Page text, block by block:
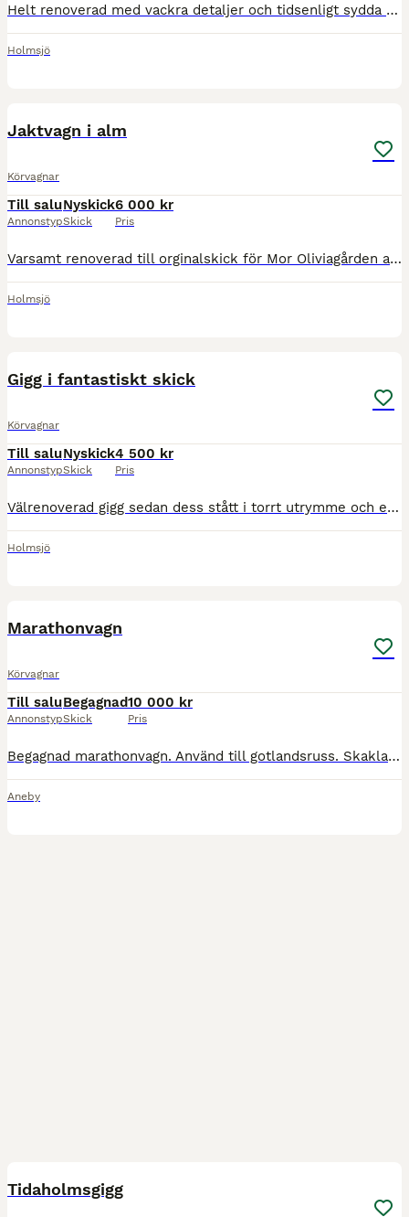
Helt renoverad med vackra detaljer och tidsenligt sydda dynor. Gummerade däck Säljes till ett mycket reducerat pris pga att vi ämnar sälja gården.
Holmsjö
Jaktvagn i alm
Körvagnar
Till salu
Annonstyp
Nyskick
Skick
6 000 kr
Pris
Varsamt renoverad till orginalskick för Mor Oliviagården av vagnsrenoveringsutbildningen i Ronneby. Sedan dess stått torrt och aldrig körts. Säljes till ett mycket reducerat pris pga av att vi ämnar
Holmsjö
Gigg i fantastiskt skick
Körvagnar
Till salu
Annonstyp
Nyskick
Skick
4 500 kr
Pris
Välrenoverad gigg sedan dess stått i torrt utrymme och endast körts 2 - 3 ggr Vi har sänkt priset då vi ämnar sälja gården.
Holmsjö
Marathonvagn
Körvagnar
Till salu
Annonstyp
Begagnad
Skick
10 000 kr
Pris
Begagnad marathonvagn. Använd till gotlandsruss. Skaklarna går att länga. Förvaring under kusksätet.
Aneby
Tidaholmsgigg